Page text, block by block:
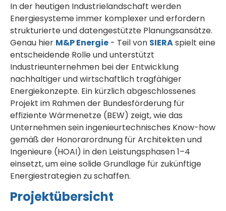
In der heutigen Industrielandschaft werden
Energiesysteme immer komplexer und erfordern
strukturierte und datengestützte Planungsansätze.
Genau hier M&P Energie - Teil von SIERAspielt eine
entscheidende Rolle und unterstützt
Industrieunternehmen bei der Entwicklung
nachhaltiger und wirtschaftlich tragfähiger
Energiekonzepte. Ein kürzlich abgeschlossenes
Projekt im Rahmen der Bundesförderung für
effiziente Wärmenetze (BEW) zeigt, wie das
Unternehmen sein ingenieurtechnisches Know-how
gemäß der Honorarordnung für Architekten und
Ingenieure (HOAI) in den Leistungsphasen 1–4
einsetzt, um eine solide Grundlage für zukünftige
Energiestrategien zu schaffen.
Projektübersicht